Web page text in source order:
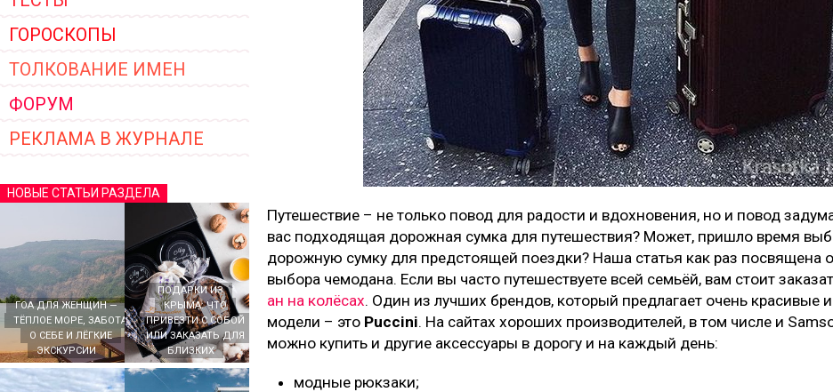
ГОРОСКОПЫ
ТОЛКОВАНИЕ ИМЕН
ФОРУМ
РЕКЛАМА В ЖУРНАЛЕ
НОВЫЕ СТАТЬИ РАЗДЕЛА
ГОА ДЛЯ ЖЕНЩИН —
ТЁПЛОЕ МОРЕ, ЗАБОТА
О СЕБЕ И ЛЁГКИЕ
ЭКСКУРСИИ
ПОДАРКИ ИЗ
КРЫМА: ЧТО
ПРИВЕЗТИ С СОБОЙ
ИЛИ ЗАКАЗАТЬ ДЛЯ
БЛИЗКИХ
Путешествие – не только повод для радости и вдохновения, но и повод
вас подходящая дорожная сумка для путешествия? Может, пришло время
дорожную сумку для предстоящей поездки? Наша статья как раз посвящена
выбора чемодана. Если вы часто путешествуете всей семьёй, вам стоит
ан на колёсах. Один из лучших брендов, который предлагает очень красивые
модели – это Puccini. На сайтах хороших производителей, в том числе и
можно купить и другие аксессуары в дорогу и на каждый день:
модные рюкзаки;